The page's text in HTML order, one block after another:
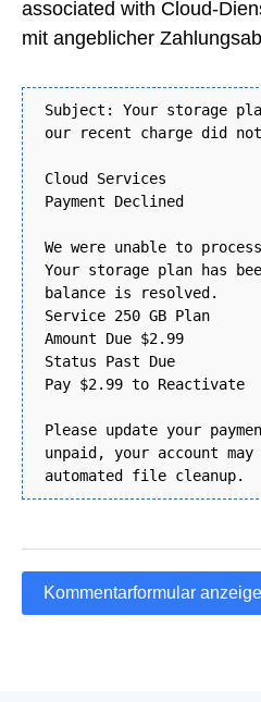
associated with Cloud-
mit angeblicher
Subject: Your storage
our recent charge did
Cloud Services
Payment Declined
We were unable to
Your storage plan has
balance is resolved.
Service 250 GB Plan
Amount Due $2.99
Status Past Due
Pay $2.99 to Reactivate
Please update your
unpaid, your account
automated file cleanup.
Kommentarformular